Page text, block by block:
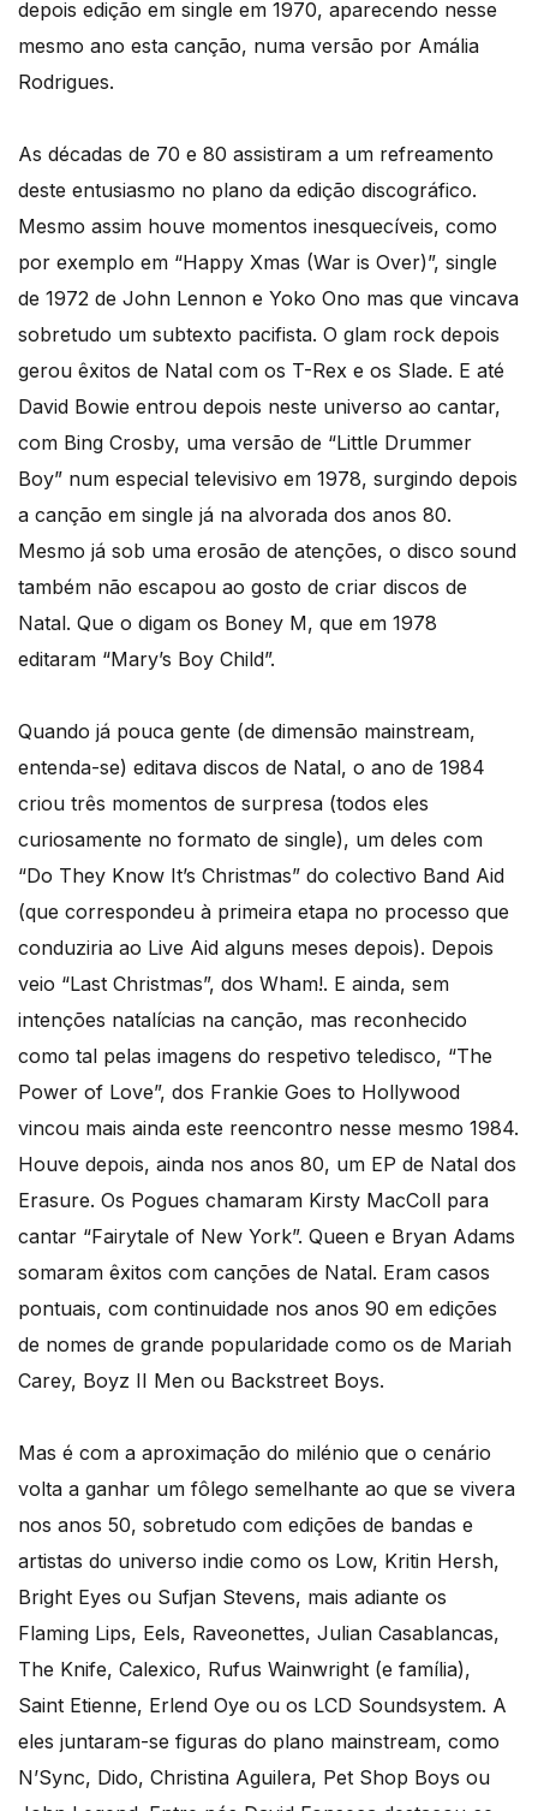
depois edição em single em 1970, aparecendo nesse
mesmo ano esta canção, numa versão por Amália
Rodrigues.
As décadas de 70 e 80 assistiram a um refreamento
deste entusiasmo no plano da edição discográfico.
Mesmo assim houve momentos inesquecíveis, como
por exemplo em “Happy Xmas (War is Over)”, single
de 1972 de John Lennon e Yoko Ono mas que vincava
sobretudo um subtexto pacifista. O glam rock depois
gerou êxitos de Natal com os T-Rex e os Slade. E até
David Bowie entrou depois neste universo ao cantar,
com Bing Crosby, uma versão de “Little Drummer
Boy” num especial televisivo em 1978, surgindo depois
a canção em single já na alvorada dos anos 80.
Mesmo já sob uma erosão de atenções, o disco sound
também não escapou ao gosto de criar discos de
Natal. Que o digam os Boney M, que em 1978
editaram “Mary’s Boy Child”.
Quando já pouca gente (de dimensão mainstream,
entenda-se) editava discos de Natal, o ano de 1984
criou três momentos de surpresa (todos eles
curiosamente no formato de single), um deles com
“Do They Know It’s Christmas” do colectivo Band Aid
(que correspondeu à primeira etapa no processo que
conduziria ao Live Aid alguns meses depois). Depois
veio “Last Christmas”, dos Wham!. E ainda, sem
intenções natalícias na canção, mas reconhecido
como tal pelas imagens do respetivo teledisco, “The
Power of Love”, dos Frankie Goes to Hollywood
vincou mais ainda este reencontro nesse mesmo 1984.
Houve depois, ainda nos anos 80, um EP de Natal dos
Erasure. Os Pogues chamaram Kirsty MacColl para
cantar “Fairytale of New York”. Queen e Bryan Adams
somaram êxitos com canções de Natal. Eram casos
pontuais, com continuidade nos anos 90 em edições
de nomes de grande popularidade como os de Mariah
Carey, Boyz II Men ou Backstreet Boys.
Mas é com a aproximação do milénio que o cenário
volta a ganhar um fôlego semelhante ao que se vivera
nos anos 50, sobretudo com edições de bandas e
artistas do universo indie como os Low, Kritin Hersh,
Bright Eyes ou Sufjan Stevens, mais adiante os
Flaming Lips, Eels, Raveonettes, Julian Casablancas,
The Knife, Calexico, Rufus Wainwright (e família),
Saint Etienne, Erlend Oye ou os LCD Soundsystem. A
eles juntaram-se figuras do plano mainstream, como
N’Sync, Dido, Christina Aguilera, Pet Shop Boys ou